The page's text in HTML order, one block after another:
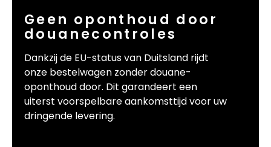
Geen oponthoud door
douanecontroles
Dankzij de EU-status van Duitsland rijdt
onze bestelwagen zonder douane-
oponthoud door. Dit garandeert een
uiterst voorspelbare aankomsttijd voor uw
dringende levering.